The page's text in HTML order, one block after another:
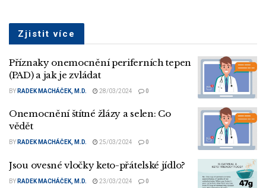
Zjistit více
Příznaky onemocnění periferních tepen
(PAD) a jak je zvládat
BY RADEK MACHÁČEK, M.D. 28/03/2024 0
Onemocnění štítné žlázy a selen: Co
vědět
BY RADEK MACHÁČEK, M.D. 25/03/2024 0
Jsou ovesné vločky keto-přátelské jídlo?
BY RADEK MACHÁČEK, M.D. 23/03/2024 0